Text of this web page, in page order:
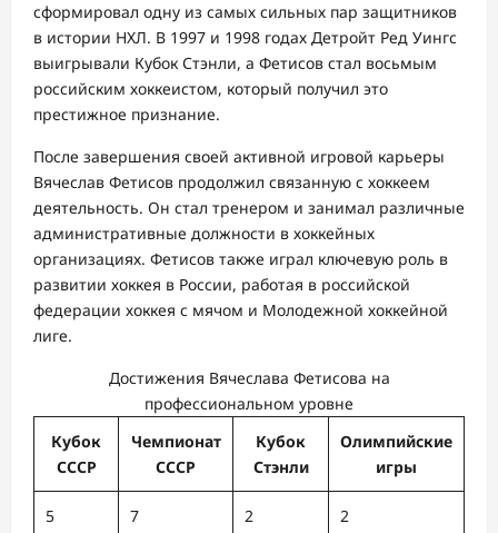
сформировал одну из самых сильных пар защитников
в истории НХЛ. В 1997 и 1998 годах Детройт Ред Уингс
выигрывали Кубок Стэнли, а Фетисов стал восьмым
российским хоккеистом, который получил это
престижное признание.
После завершения своей активной игровой карьеры
Вячеслав Фетисов продолжил связанную с хоккеем
деятельность. Он стал тренером и занимал различные
административные должности в хоккейных
организациях. Фетисов также играл ключевую роль в
развитии хоккея в России, работая в российской
федерации хоккея с мячом и Молодежной хоккейной
лиге.
Достижения Вячеслава Фетисова на
профессиональном уровне
Кубок
СССР
Чемпионат
СССР
Кубок
Стэнли
Олимпийские
игры
5 7 2 2